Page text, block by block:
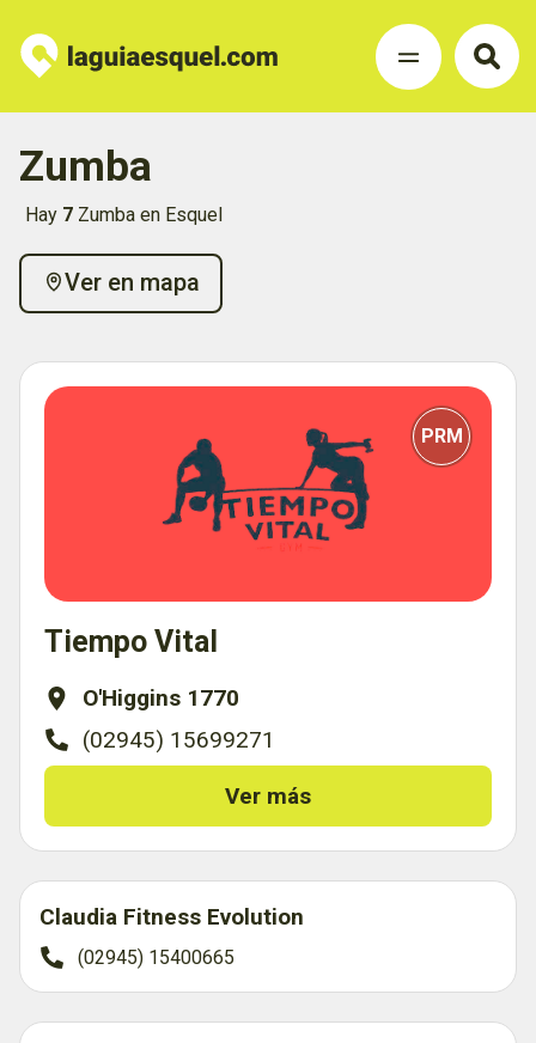
Zumba
Hay 7 Zumba en Esquel
Ver en mapa
PRM
Tiempo Vital
O'Higgins 1770
(02945) 15699271
Ver más
Claudia Fitness Evolution
(02945) 15400665